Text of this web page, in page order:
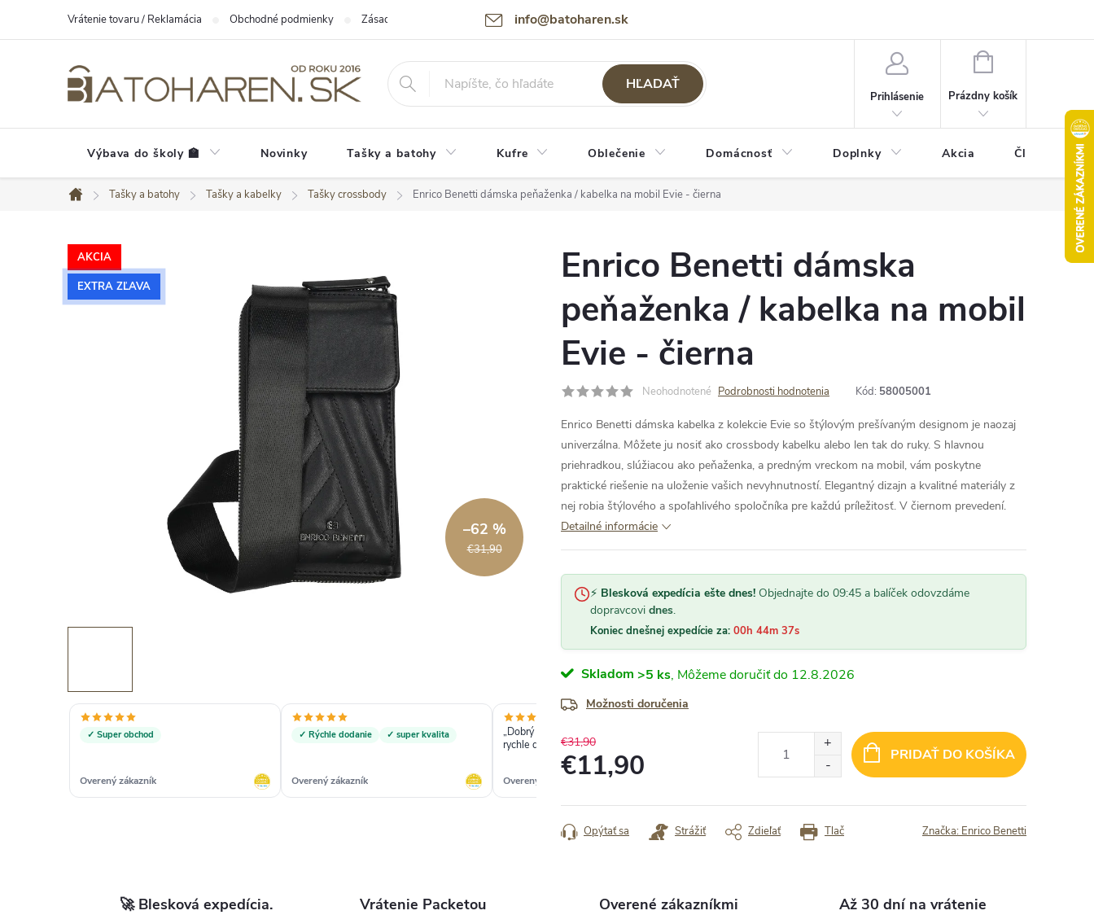
info@batoharen.sk
Vrátenie tovaru / Reklamácia Obchodné podmienky Zásady spracovania osobných údajov (GDPR) Podmienky použitia webu
HĽADAŤ
Prihlásenie
NÁKUPNÝ
Prázdny košík
Výbava do školy 🏫 Novinky Tašky a batohy Kufre Oblečenie Domácnosť Doplnky Akcia Články
Domov
Tašky a batohy Tašky a kabelky Tašky crossbody Enrico Benetti dámska peňaženka / kabelka na mobil Evie - čierna
AKCIA
EXTRA ZĽAVA
€31,90
–62 %
✓ Super obchod
Overený zákazník
✓ Rýchle dodanie ✓ super kvalita
Overený zákazník
„Dobrý vyber, kvalitný tovar,dobré ceny,
rychle dodanie“
Overený zákazník Overený zákazník
✓ rýchlosť
Overený zákazník
Enrico Benetti dámska
peňaženka / kabelka na mobil
Evie - čierna
Neohodnotené Podrobnosti hodnotenia Kód: 58005001
Enrico Benetti dámska kabelka z kolekcie Evie so štýlovým prešívaným designom je naozaj
univerzálna. Môžete ju nosiť ako crossbody kabelku alebo len tak do ruky. S hlavnou
priehradkou, slúžiacou ako peňaženka, a predným vreckom na mobil, vám poskytne
praktické riešenie na uloženie vašich nevyhnutností. Elegantný dizajn a kvalitné materiály z
nej robia štýlového a spoľahlivého spoločníka pre každú príležitosť. V čiernom prevedení.
Detailné informácie
⚡ Blesková expedícia ešte dnes! Objednajte do 09:45 a balíček odovzdáme
dopravcovi dnes.
Koniec dnešnej expedície za: 00h 44m 36s
Skladom >5 ks 12.8.2026
Možnosti doručenia
€31,90
€11,90
cena:
PRIDAŤ DO KOŠÍKA
Tlač
Opýtať sa Strážiť Zdieľať Značka: Enrico Benetti
🚀 Blesková expedícia. Vrátenie Packetou Overené zákazníkmi Až 30 dní na vrátenie